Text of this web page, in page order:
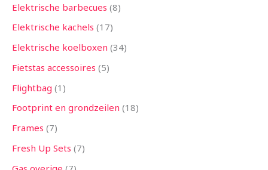
Elektrische barbecues 8
Elektrische kachels 17
Elektrische koelboxen 34
Fietstas accessoires 5
Flightbag 1
Footprint en grondzeilen 18
Frames 7
Fresh Up Sets 7